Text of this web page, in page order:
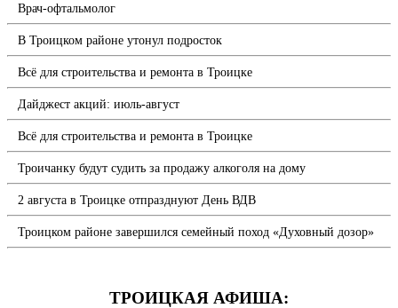
Врач-офтальмолог
В Троицком районе утонул подросток
Всё для строительства и ремонта в Троицке
Дайджест акций: июль-август
Всё для строительства и ремонта в Троицке
Троичанку будут судить за продажу алкоголя на дому
2 августа в Троицке отпразднуют День ВДВ
Троицком районе завершился семейный поход «Духовный дозор»
ТРОИЦКАЯ АФИША: